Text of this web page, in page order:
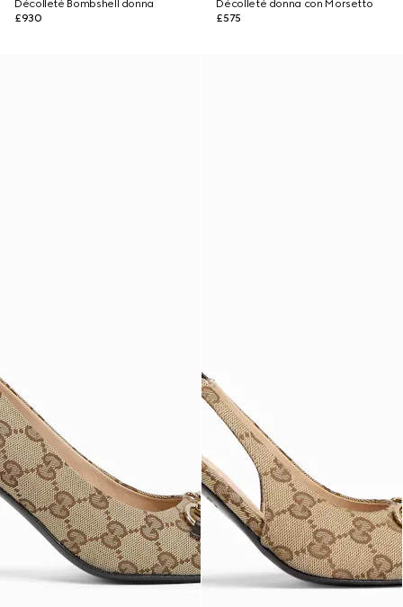
Décolleté Bombshell donna
£930
Décolleté donna con Morsetto
£575